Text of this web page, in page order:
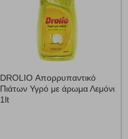
DROLIO Απορρυπαντικό
Πιάτων Υγρό με άρωμα Λεμόνι
1lt